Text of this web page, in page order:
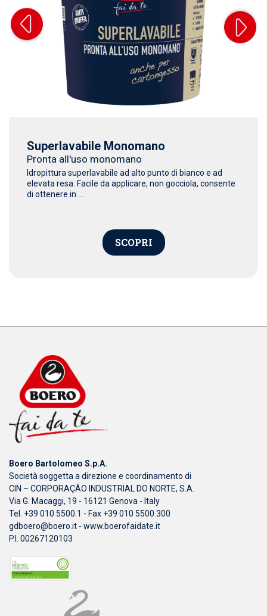
Superlavabile Monomano
Pronta all'uso monomano
Idropittura superlavabile ad alto punto di bianco e ad
elevata resa. Facile da applicare, non gocciola, consente
di ottenere in ...
SCOPRI
Boero Bartolomeo S.p.A.
Società soggetta a direzione e coordinamento di
CIN – CORPORAÇÃO INDUSTRIAL DO NORTE, S.A.
Via G. Macaggi, 19 - 16121 Genova - Italy
Tel. +39 010 5500.1 - Fax +39 010 5500.300
gdboero@boero.it - www.boerofaidate.it
P.I. 00267120103